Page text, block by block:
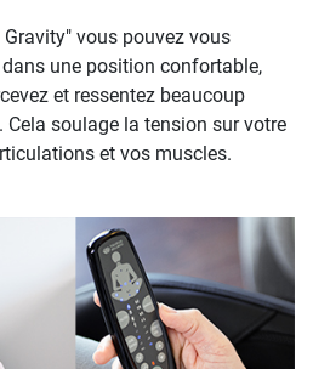
vous pouvez vous
une position confortable,
et ressentez beaucoup
soulage la tension sur votre
et vos muscles.